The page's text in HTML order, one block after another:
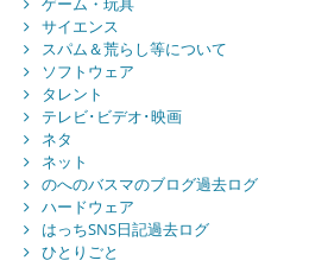
サイエンス
スパム＆荒らし等について
ソフトウェア
タレント
テレビ･ビデオ･映画
ネタ
ネット
のへのバスマのブログ過去ログ
ハードウェア
はっちSNS日記過去ログ
ひとりごと